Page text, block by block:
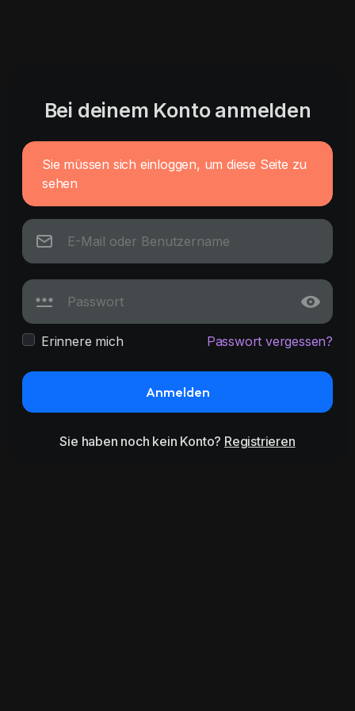
Bei deinem Konto anmelden
Sie müssen sich einloggen, um diese Seite zu
sehen
Erinnere mich Passwort vergessen?
Anmelden
Sie haben noch kein Konto? Registrieren